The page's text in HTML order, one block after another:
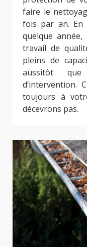
faire le
fois par an. En
quelque
travail de
pleins de
aussitôt
d’intervention.
toujours à
décevrons pas.